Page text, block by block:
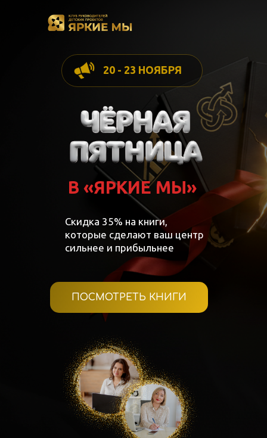
Скидка 35% на книги,
которые сделают ваш центр
сильнее и прибыльнее
ПОСМОТРЕТЬ КНИГИ
20 - 23 НОЯБРЯ
В «ЯРКИЕ МЫ»